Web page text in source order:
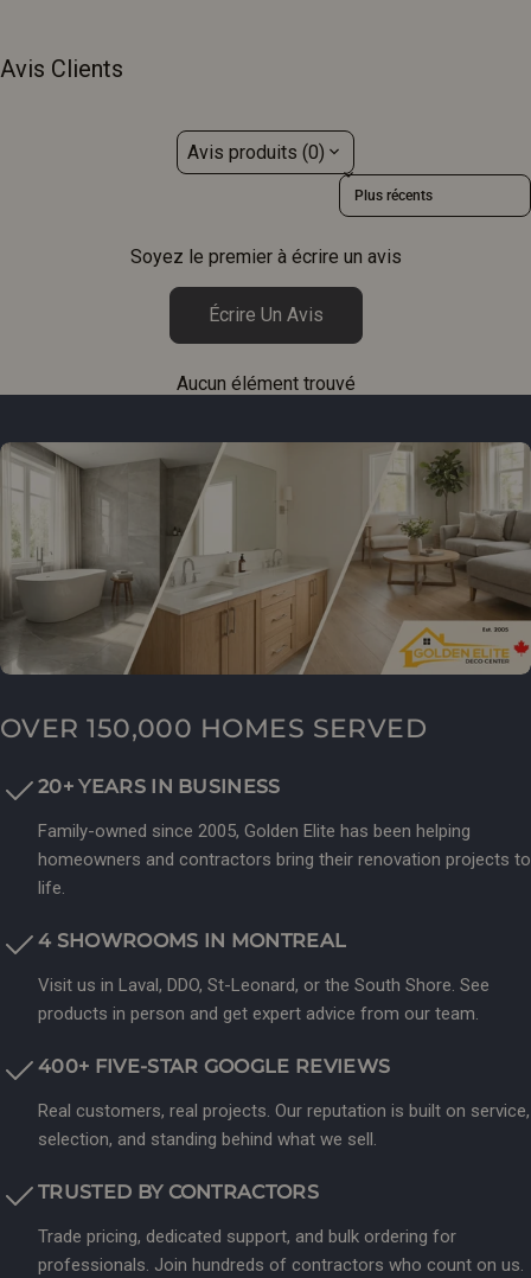
Avis Clients
Avis produits (0)
Sort reviews by
Soyez le premier à écrire un avis
Écrire Un Avis
Aucun élément trouvé
OVER 150,000 HOMES SERVED
20+ YEARS IN BUSINESS
Family-owned since 2005, Golden Elite has been helping
homeowners and contractors bring their renovation projects to
life.
4 SHOWROOMS IN MONTREAL
Visit us in Laval, DDO, St-Leonard, or the South Shore. See
products in person and get expert advice from our team.
400+ FIVE-STAR GOOGLE REVIEWS
Real customers, real projects. Our reputation is built on service,
selection, and standing behind what we sell.
TRUSTED BY CONTRACTORS
Trade pricing, dedicated support, and bulk ordering for
professionals. Join hundreds of contractors who count on us.